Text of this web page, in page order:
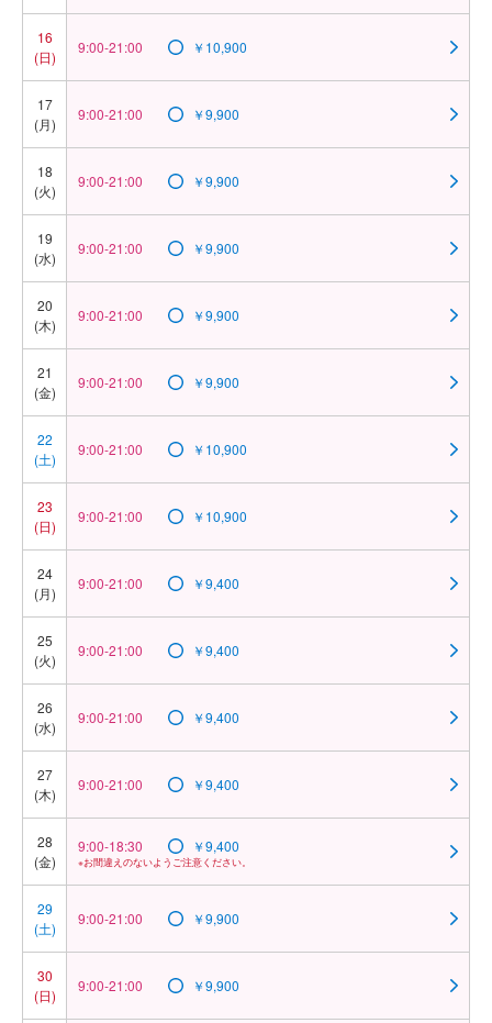
16
(日)
9:00-21:00 ￥10,900
17
(月)
9:00-21:00 ￥9,900
18
(火)
9:00-21:00 ￥9,900
19
(水)
9:00-21:00 ￥9,900
20
(木)
9:00-21:00 ￥9,900
21
(金)
9:00-21:00 ￥9,900
22
(土)
9:00-21:00 ￥10,900
23
(日)
9:00-21:00 ￥10,900
24
(月)
9:00-21:00 ￥9,400
25
(火)
9:00-21:00 ￥9,400
26
(水)
9:00-21:00 ￥9,400
27
(木)
9:00-21:00 ￥9,400
28
(金)
9:00-18:30 ￥9,400
※お間違えのないようご注意ください。
29
(土)
9:00-21:00 ￥9,900
30
(日)
9:00-21:00 ￥9,900